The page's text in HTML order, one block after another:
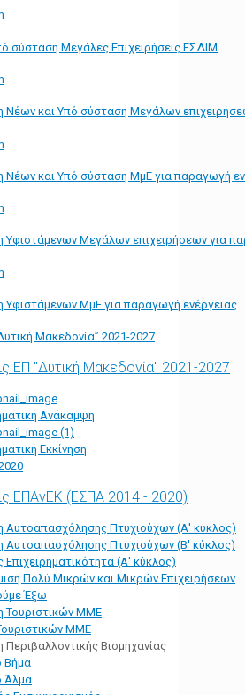
σύσταση Μεγάλες Επιχειρήσεις ΕΣΔΙΜ
Νέων και Υπό σύσταση Μεγάλων
Νέων και Υπό σύσταση ΜμΕ για παραγωγή
Υφιστάμενων Μεγάλων επιχειρήσεων για
Υφιστάμενων ΜμΕ για παραγωγή ενέργειας
Μακεδονία” 2021-2027
ΕΠ "Δυτική Μακεδονία" 2021-2027
Ανάκαμψη
Εκκίνηση
ΕΠΑνΕΚ (ΕΣΠΑ 2014 - 2020)
Αυτοαπασχόλησης Πτυχιούχων (Α' κύκλος)
Αυτοαπασχόλησης Πτυχιούχων (Β' κύκλος)
(Α' κύκλος)
Πολύ Μικρών και Μικρών Επιχειρήσεων
Έξω
Τουριστικών ΜΜΕ
ΜΜΕ
Περιβαλλοντικής Βιομηχανίας
Βήμα
Άλμα